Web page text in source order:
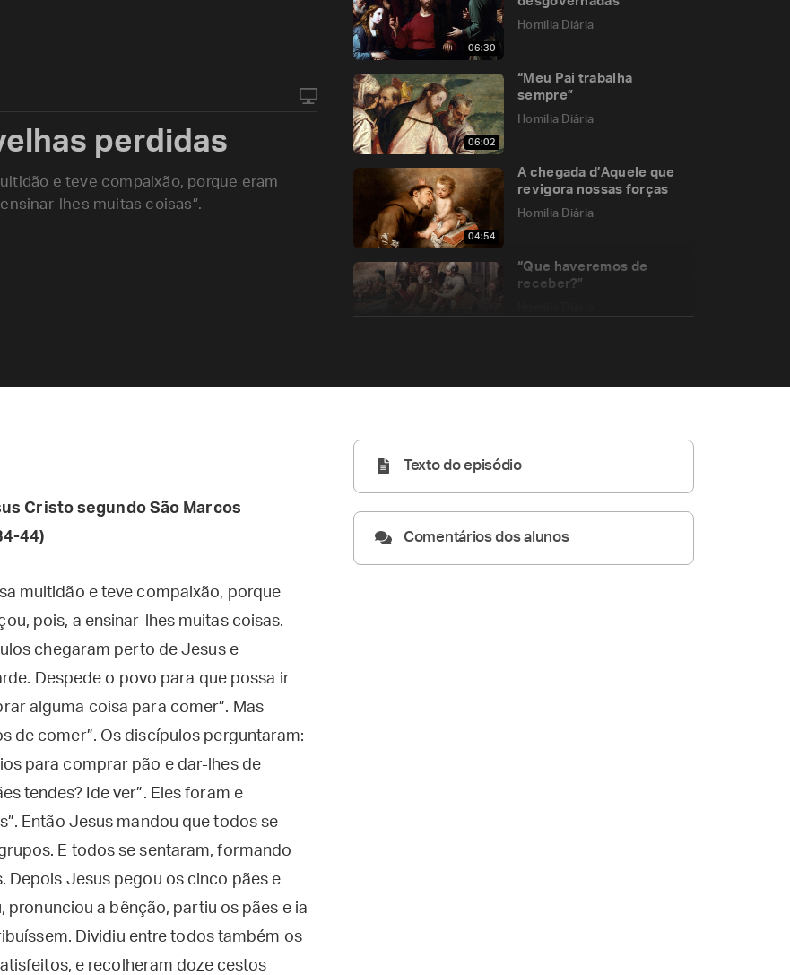
06:30
Homilia Diária
06:02
“Meu Pai trabalha
sempre”
Homilia Diária
04:54
A chegada d’Aquele que
revigora nossas forças
Homilia Diária
“Que haveremos de
receber?”
perdidas
e teve compaixão, porque eram
lhes muitas coisas”.
Cristo segundo São Marcos
44)
multidão e teve compaixão, porque
pois, a ensinar-lhes muitas coisas.
chegaram perto de Jesus e
Despede o povo para que possa ir
alguma coisa para comer”. Mas
de comer”. Os discípulos perguntaram:
para comprar pão e dar-lhes de
tendes? Ide ver”. Eles foram e
Então Jesus mandou que todos se
E todos se sentaram, formando
Depois Jesus pegou os cinco pães e
pronunciou a bênção, partiu os pães e ia
Dividiu entre todos também os
e recolheram doze cestos
Texto do episódio
Comentários dos alunos